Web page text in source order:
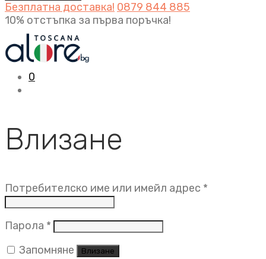
Безплатна доставка! 0879 844 885
10% отстъпка за първа поръчка!
0
Влизане
Потребителско име или имейл адрес *
Парола * Задължително
Запомняне
Влизане